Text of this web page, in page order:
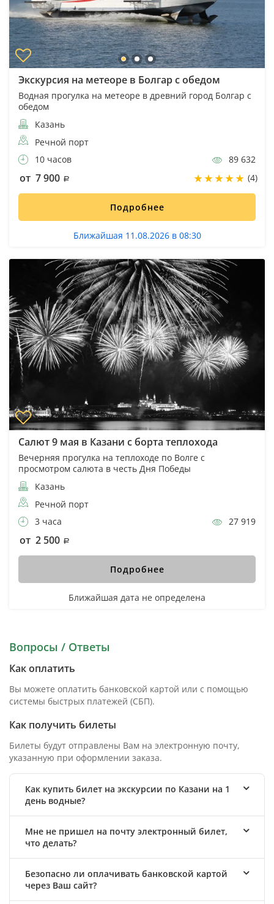
Экскурсия на метеоре в Болгар с обедом
Водная прогулка на метеоре в древний город Болгар с
обедом
Казань
Речной порт
10 часов
89 632
от 7 900 (4)
Подробнее
Ближайшая 11.08.2026 в 08:30
Салют 9 мая в Казани с борта теплохода
Вечерняя прогулка на теплоходе по Волге с
просмотром салюта в честь Дня Победы
Казань
Речной порт
3 часа
27 919
от 2 500
Подробнее
Ближайшая дата не определена
Вопросы / Ответы
Как оплатить
Вы можете оплатить банковской картой или с помощью
системы быстрых платежей (СБП).
Как получить билеты
Билеты будут отправлены Вам на электронную почту,
указанную при оформлении заказа.
Как купить билет на экскурсии по Казани на 1
день водные?
Мне не пришел на почту электронный билет,
что делать?
Безопасно ли оплачивать банковской картой
через Ваш сайт?